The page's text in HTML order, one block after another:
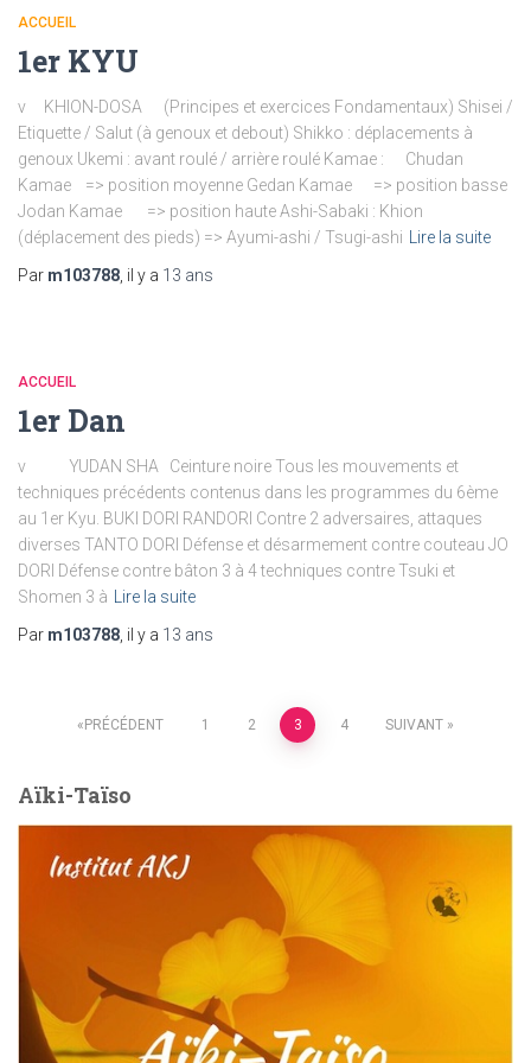
ACCUEIL
1er KYU
v KHION-DOSA (Principes et exercices Fondamentaux) Shisei /
Etiquette / Salut (à genoux et debout) Shikko : déplacements à
genoux Ukemi : avant roulé / arrière roulé Kamae : Chudan
Kamae => position moyenne Gedan Kamae => position basse
Jodan Kamae => position haute Ashi-Sabaki : Khion
(déplacement des pieds) => Ayumi-ashi / Tsugi-ashi
Lire la suite
Par m103788 , il y a 13 ans
ACCUEIL
1er Dan
v YUDAN SHA Ceinture noire Tous les mouvements et
techniques précédents contenus dans les programmes du 6ème
au 1er Kyu. BUKI DORI RANDORI Contre 2 adversaires, attaques
diverses TANTO DORI Défense et désarmement contre couteau JO
DORI Défense contre bâton 3 à 4 techniques contre Tsuki et
Shomen 3 à
Lire la suite
Par m103788 , il y a 13 ans
Pagination
des
publications
PRÉCÉDENT 1 2 3 4 SUIVANT
Aïki-Taïso